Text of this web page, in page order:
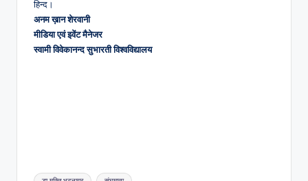
हिन्द।
अनम ख़ान शेरवानी
मीडिया एवं इवेंट मैनेजर
स्वामी विवेकानन्द सुभारती विश्वविद्यालय
Tags: